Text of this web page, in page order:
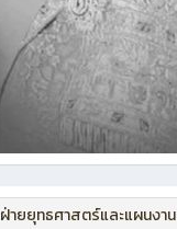
ฝ่ายยุทธศาสตร์และแผนงาน